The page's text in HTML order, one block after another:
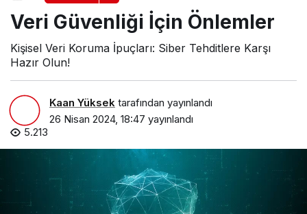
Veri Güvenliği İçin Önlemler
Kişisel Veri Koruma İpuçları: Siber Tehditlere Karşı
Hazır Olun!
Kaan Yüksek tarafından yayınlandı
26 Nisan 2024, 18:47 yayınlandı
5.213